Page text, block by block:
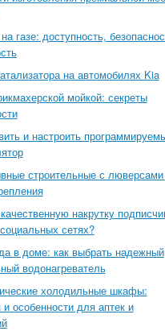
газе: доступность,
на автомобилях Kia
мойкой: секреты
и настроить
строительные с
накрутку
сетях?
в доме: как выбрать надежный
водонагреватель
холодильные шкафы:
и особенности для аптек и